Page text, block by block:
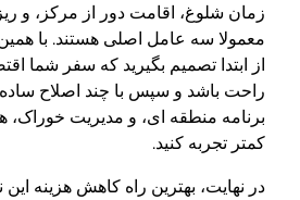
زمان شلوغ، اقامت دور از مرکز، و
معمولا سه عامل اصلی هستند. با
از ابتدا تصمیم بگیرید که سفر شما
راحت باشد و سپس با چند اصلاح
برنامه منطقه ای، و مدیریت خوراک،
کمتر تجربه کنید.
در نهایت، بهترین راه کاهش هزینه